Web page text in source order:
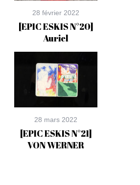
28 février 2022
[EPIC ESKIS N°20]
Auriel
28 mars 2022
[EPIC ESKIS N°21]
VON WERNER